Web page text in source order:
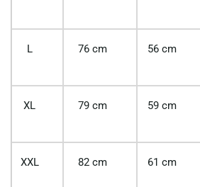
L 76 cm 56 cm
XL 79 cm 59 cm
XXL 82 cm 61 cm